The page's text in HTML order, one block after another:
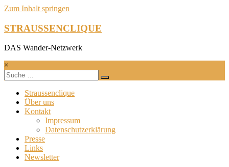
Zum Inhalt springen
STRAUSSENCLIQUE
DAS Wander-Netzwerk
×
Straussenclique
Über uns
Kontakt
Impressum
Datenschutzerklärung
Presse
Links
Newsletter